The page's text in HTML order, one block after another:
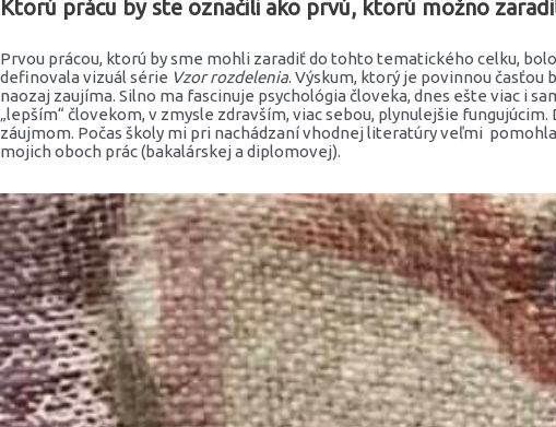
Ktorú prácu by ste označili ako prvú, ktorú možno
Prvou prácou, ktorú by sme mohli zaradiť do tohto tematického celku,
definovala vizuál série Vzor rozdelenia. Výskum, ktorý je povinnou časťou
naozaj zaujíma. Silno ma fascinuje psychológia človeka, dnes ešte viac i
„lepším“ človekom, v zmysle zdravším, viac sebou, plynulejšie
záujmom. Počas školy mi pri nachádzaní vhodnej literatúry veľmi
mojich oboch prác (bakalárskej a diplomovej).